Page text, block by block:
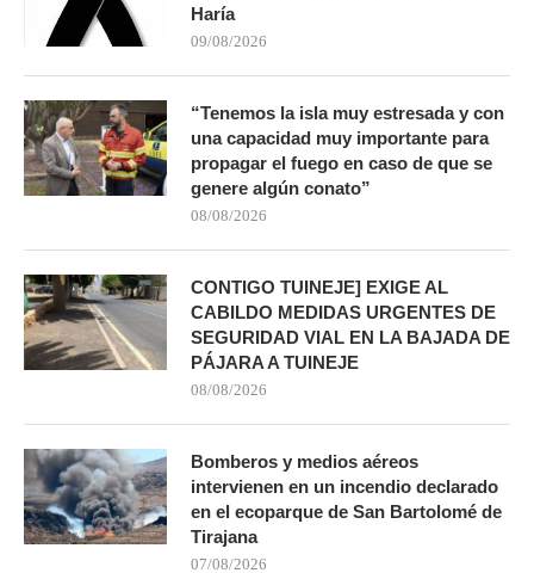
Haría
09/08/2026
“Tenemos la isla muy estresada y con
una capacidad muy importante para
propagar el fuego en caso de que se
genere algún conato”
08/08/2026
CONTIGO TUINEJE] EXIGE AL
CABILDO MEDIDAS URGENTES DE
SEGURIDAD VIAL EN LA BAJADA DE
PÁJARA A TUINEJE
08/08/2026
Bomberos y medios aéreos
intervienen en un incendio declarado
en el ecoparque de San Bartolomé de
Tirajana
07/08/2026